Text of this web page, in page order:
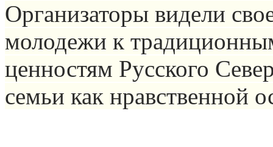
Организаторы видели
молодежи к
ценностям Русского
семьи как нравственной